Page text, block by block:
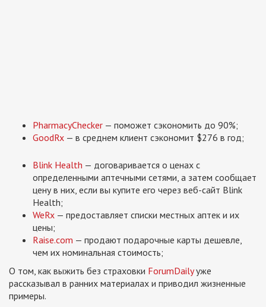
PharmacyChecker — поможет сэкономить до 90%;
GoodRx — в среднем клиент сэкономит $276 в год;
Blink Health — договаривается о ценах с
определенными аптечными сетями, а затем сообщает
цену в них, если вы купите его через веб-сайт Blink
Health;
WeRx — предоставляет списки местных аптек и их
цены;
Raise.com — продают подарочные карты дешевле,
чем их номинальная стоимость;
О том, как выжить без страховки ForumDailyуже
рассказывал в ранних материалах и приводил жизненные
примеры.